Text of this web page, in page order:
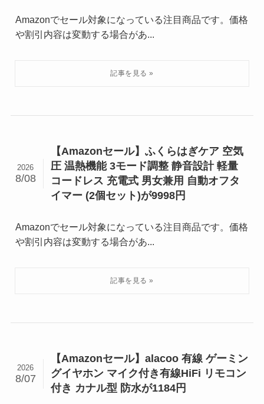
Amazonでセール対象になっている注目商品です。価格
や割引内容は変動する場合があ...
【Amazonセール】ふくらはぎケア 空気
圧 温熱機能 3モード調整 静音設計 軽量
コードレス 充電式 男女兼用 自動オフタ
イマー (2個セット)が9998円
2026
8/08
Amazonでセール対象になっている注目商品です。価格
や割引内容は変動する場合があ...
【Amazonセール】alacoo 有線 ゲーミン
グイヤホン マイク付き有線HiFi リモコン
付き カナル型 防水が1184円
2026
8/07